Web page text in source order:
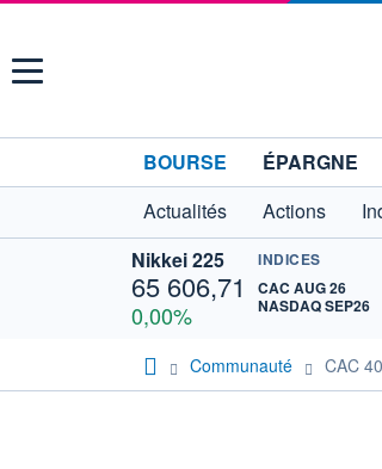
Menu
BOURSE ÉPARGNE
Actualités
Actions
Nikkei 225
65 606,71
0,00%
INDICES
CAC AUG 26
NASDAQ SEP26
Communauté CAC 40